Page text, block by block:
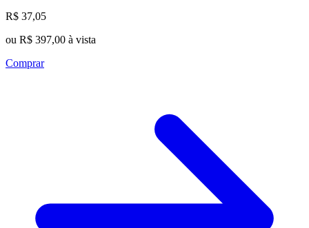
R$ 37,05
ou R$ 397,00 à vista
Comprar